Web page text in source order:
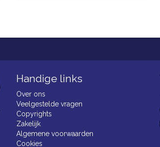
Handige links
Over ons
Veelgestelde vragen
Copyrights
Zakelijk
Algemene voorwaarden
Cookies